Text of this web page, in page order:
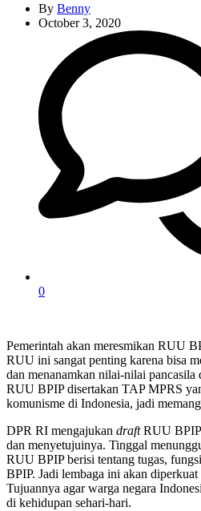
By Benny
October 3, 2020
0
Pemerintah akan meresmikan RUU
RUU ini sangat penting karena bisa
dan menanamkan nilai-nilai
RUU BPIP disertakan TAP MPRS
komunisme di Indonesia, jadi
DPR RI mengajukan draftRUU BPIP
dan menyetujuinya. Tinggal
RUU BPIP berisi tentang tugas,
BPIP. Jadi lembaga ini akan
Tujuannya agar warga negara
di kehidupan sehari-hari.